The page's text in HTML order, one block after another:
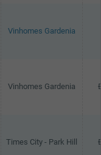
Vinhomes Gardenia
Vinhomes Gardenia
Times City - Park Hill